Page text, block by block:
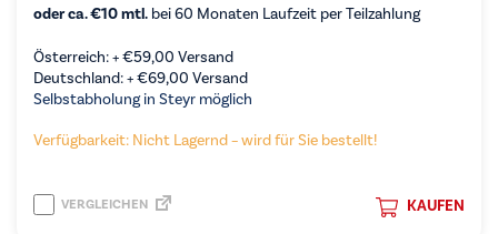
oder ca. €10 mtl. bei 60 Monaten Laufzeit per Teilzahlung
Österreich: +€59,00 Versand
Deutschland: +€69,00 Versand
Selbstabholung in Steyr möglich
Verfügbarkeit: Nicht Lagernd – wird für Sie bestellt!
KAUFEN
VERGLEICHEN